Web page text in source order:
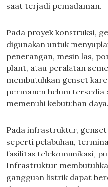
saat terjadi pemadaman.
Pada proyek konstruksi,
digunakan untuk
penerangan, mesin las,
plant, atau peralatan
membutuhkan genset
permanen belum tersedia
memenuhi kebutuhan daya.
Pada infrastruktur,
seperti pelabuhan,
fasilitas telekomunikasi,
Infrastruktur
gangguan listrik dapat